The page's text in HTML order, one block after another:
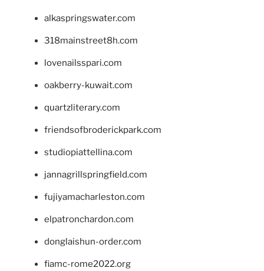
alkaspringswater.com
318mainstreet8h.com
lovenailsspari.com
oakberry-kuwait.com
quartzliterary.com
friendsofbroderickpark.com
studiopiattellina.com
jannagrillspringfield.com
fujiyamacharleston.com
elpatronchardon.com
donglaishun-order.com
fiamc-rome2022.org